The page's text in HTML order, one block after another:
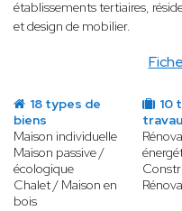
établissements tertiaires,
et design de mobilier.
18 types de
biens
Maison individuelle
Maison passive /
écologique
Chalet / Maison en
bois
10